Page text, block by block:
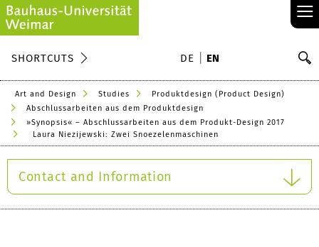
≡
SHORTCUTS DE EN
Art and Design Studies
Produktdesign (Product Design)
Abschlussarbeiten aus dem Produktdesign
»Synopsis« – Abschlussarbeiten aus dem Produkt-Design 2017
Laura Niezijewski: Zwei Snoezelenmaschinen
Contact and Information